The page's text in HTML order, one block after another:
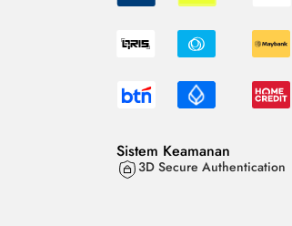
Sistem Keamanan
3D Secure Authentication